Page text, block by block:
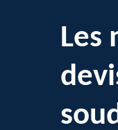
Les